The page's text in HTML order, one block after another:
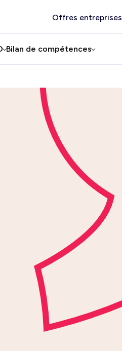
Offres entreprises
Bilan de compétences